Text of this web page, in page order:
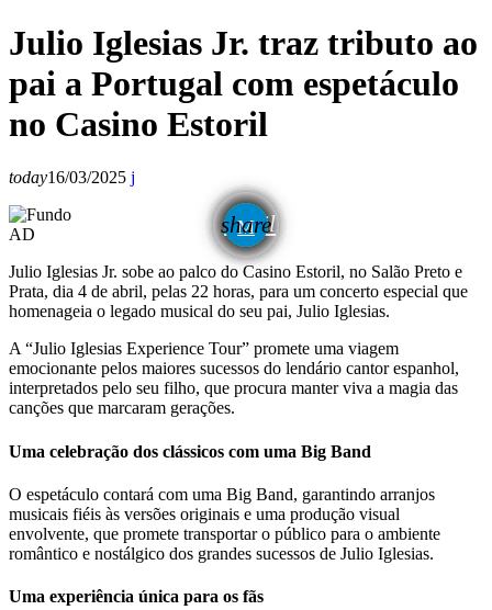
Julio Iglesias Jr. traz tributo ao
pai a Portugal com espetáculo
no Casino Estoril
today16/03/2025
share
email
AD
Julio Iglesias Jr. sobe ao palco do Casino Estoril, no Salão Preto e
Prata, dia 4 de abril, pelas 22 horas, para um concerto especial que
homenageia o legado musical do seu pai, Julio Iglesias.
A “Julio Iglesias Experience Tour” promete uma viagem
emocionante pelos maiores sucessos do lendário cantor espanhol,
interpretados pelo seu filho, que procura manter viva a magia das
canções que marcaram gerações.
Uma celebração dos clássicos com uma Big Band
O espetáculo contará com uma Big Band, garantindo arranjos
musicais fiéis às versões originais e uma produção visual
envolvente, que promete transportar o público para o ambiente
romântico e nostálgico dos grandes sucessos de Julio Iglesias.
Uma experiência única para os fãs